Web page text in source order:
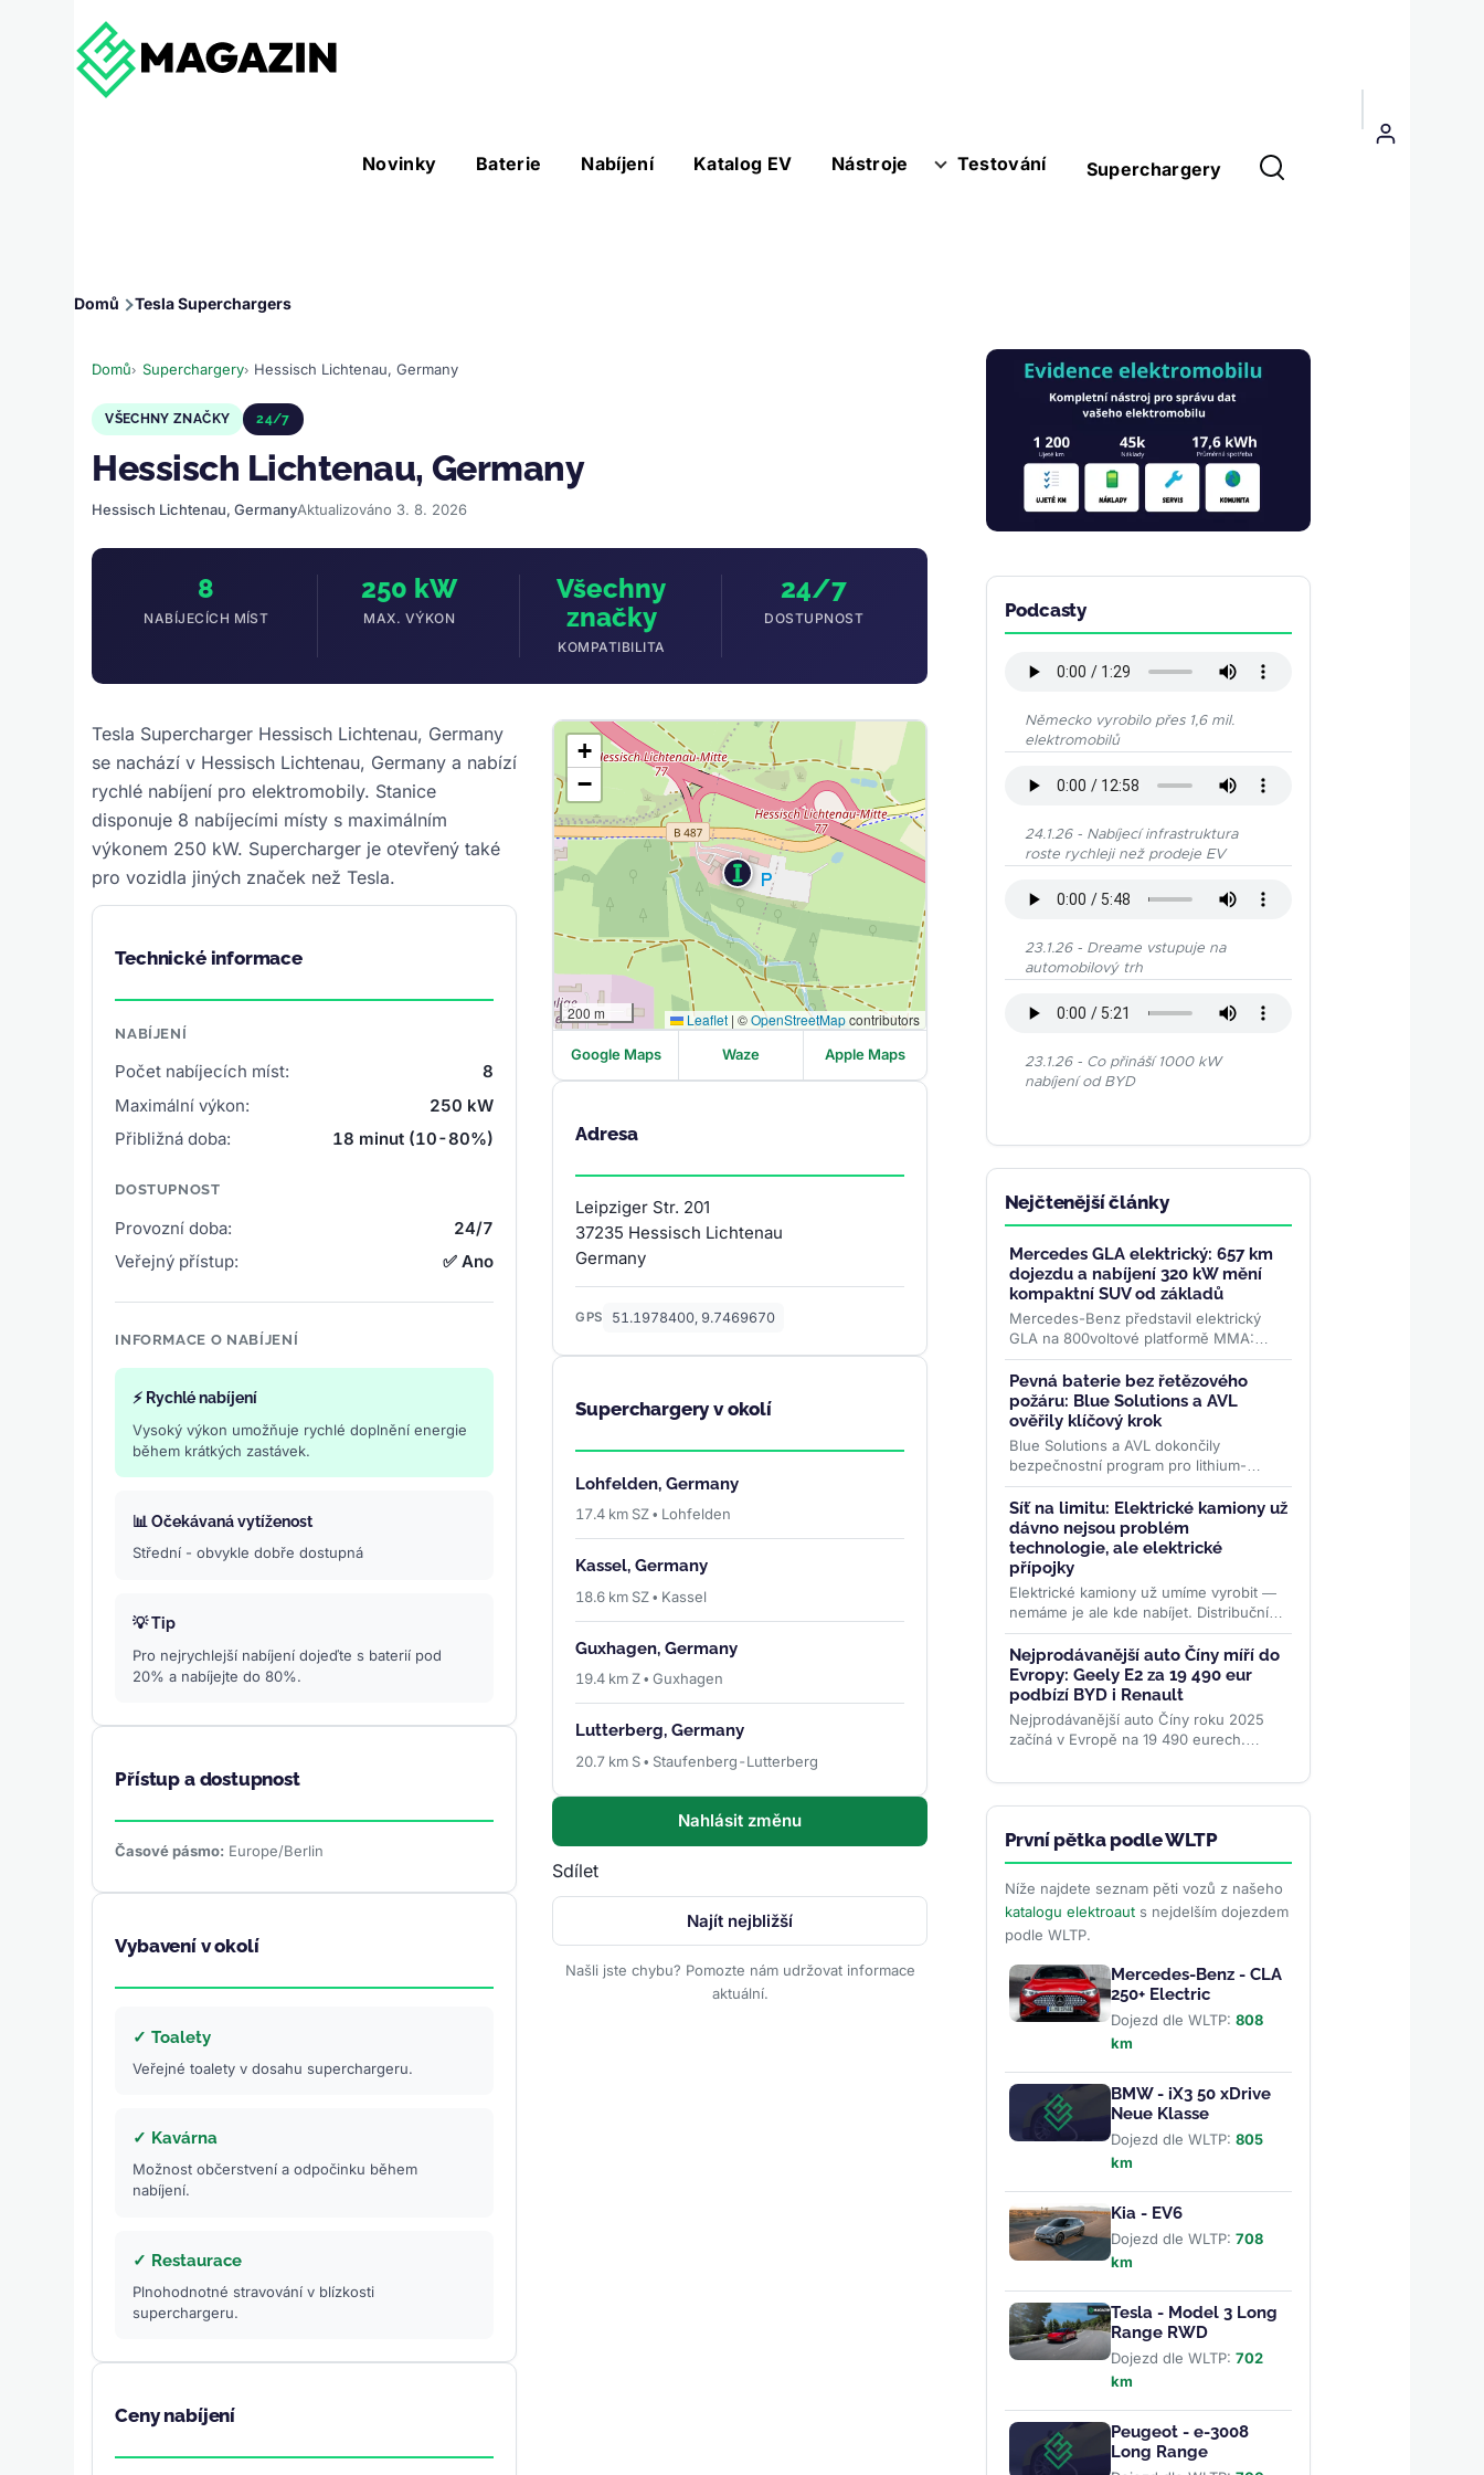
Hlavní
Novinky Baterie Nabíjení Katalog EV Nástroje
Nástroje sub-navigation Testování Superchargery
Menu
uživatelského
Drobečková
navigace
Domů Tesla Superchargers
Domů Superchargery Hessisch Lichtenau, Germany
VŠECHNY ZNAČKY 24/7
Hessisch Lichtenau, Germany
Hessisch Lichtenau, GermanyAktualizováno 3. 8. 2026
8
NABÍJECÍCH MÍST
250 kW
MAX. VÝKON
Všechny
značky
KOMPATIBILITA
24/7
DOSTUPNOST
Tesla Supercharger Hessisch Lichtenau, Germany
se nachází v Hessisch Lichtenau, Germany a nabízí
rychlé nabíjení pro elektromobily. Stanice
disponuje 8 nabíjecími místy s maximálním
výkonem 250 kW. Supercharger je otevřený také
pro vozidla jiných značek než Tesla.
Technické informace
NABÍJENÍ
Počet nabíjecích míst:
8
Maximální výkon:
250 kW
Přibližná doba:
18 minut (10-80%)
DOSTUPNOST
Provozní doba:
24/7
Veřejný přístup:
✅ Ano
INFORMACE O NABÍJENÍ
⚡ Rychlé nabíjení
Vysoký výkon umožňuje rychlé doplnění energie
během krátkých zastávek.
📊 Očekávaná vytíženost
Střední - obvykle dobře dostupná
💡 Tip
Pro nejrychlejší nabíjení dojeďte s baterií pod
20% a nabíjejte do 80%.
Přístup a dostupnost
Časové pásmo: Europe/Berlin
Vybavení v okolí
✓ Toalety
Veřejné toalety v dosahu superchargeru.
✓ Kavárna
Možnost občerstvení a odpočinku během
nabíjení.
✓ Restaurace
Plnohodnotné stravování v blízkosti
superchargeru.
Ceny nabíjení
+
−
200 m Leaflet | ©OpenStreetMapcontributors
Google Maps Waze Apple Maps
Adresa
Leipziger Str. 201
37235 Hessisch Lichtenau
Germany
GPS 51.1978400, 9.7469670
Superchargery v okolí
Lohfelden, Germany
17.4 km SZ • Lohfelden
Kassel, Germany
18.6 km SZ • Kassel
Guxhagen, Germany
19.4 km Z • Guxhagen
Lutterberg, Germany
20.7 km S • Staufenberg-Lutterberg
Nahlásit změnu
Sdílet
Najít nejbližší
Našli jste chybu? Pomozte nám udržovat informace
aktuální.
Obrázek
Podcasty
Německo vyrobilo přes 1,6 mil.
elektromobilů
24.1.26 - Nabíjecí infrastruktura
roste rychleji než prodeje EV
23.1.26 - Dreame vstupuje na
automobilový trh
23.1.26 - Co přináší 1000 kW
nabíjení od BYD
Nejčtenější články
Mercedes GLA elektrický: 657 km
dojezdu a nabíjení 320 kW mění
kompaktní SUV od základů
Mercedes-Benz představil elektrický
GLA na 800voltové platformě MMA:
dojezd až 657 km WLTP, nabíjení
výkonem 320 kW a plnění na 80 % za
22...>>
Pevná baterie bez řetězového
požáru: Blue Solutions a AVL
ověřily klíčový krok
Blue Solutions a AVL dokončily
bezpečnostní program pro lithium-
metalové baterie s pevným elektrolytem.
Cílí na packy bez šíření tepelné...>>
Síť na limitu: Elektrické kamiony už
dávno nejsou problém
technologie, ale elektrické
přípojky
Elektrické kamiony už umíme vyrobit —
nemáme je ale kde nabíjet. Distribuční
síť je největší brzdou elektrifikace
nákladní dopravy....>>
Nejprodávanější auto Číny míří do
Evropy: Geely E2 za 19 490 eur
podbízí BYD i Renault
Nejprodávanější auto Číny roku 2025
začíná v Evropě na 19 490 eurech.
Xingyuan — podbízí BYD...>>
První pětka podle WLTP
Níže najdete seznam pěti vozů z našeho
katalogu elektroauts nejdelším dojezdem
podle WLTP.
Mercedes-Benz - CLA
250+ Electric
Dojezd dle WLTP: 808
km
BMW - iX3 50 xDrive
Neue Klasse
Dojezd dle WLTP: 805
km
Kia - EV6
Dojezd dle WLTP: 708
km
Tesla - Model 3 Long
Range RWD
Dojezd dle WLTP: 702
km
Peugeot - e-3008
Long Range